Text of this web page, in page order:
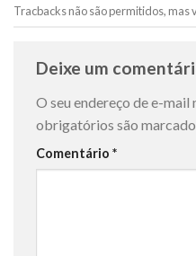
Tracbacks não são permitidos, mas
Deixe um
O seu endereço de e-mail
obrigatórios são
Comentário *